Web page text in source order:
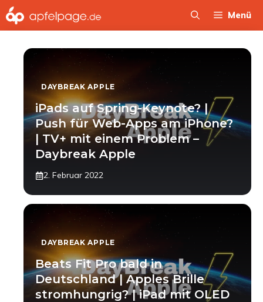
Zum
Inhalt
Menü
DAYBREAK APPLE
iPads auf Spring-Keynote? |
Push für Web-Apps am iPhone?
| TV+ mit einem Problem –
Daybreak Apple
2. Februar 2022
DAYBREAK APPLE
Beats Fit Pro bald in
Deutschland | Apples Brille
stromhungrig? | iPad mit OLED